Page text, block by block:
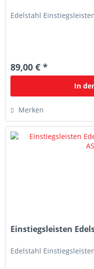
Edelstahl
89,00 € *
In
Merken
Einstiegsleisten
Edelstahl